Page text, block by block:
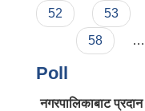
52
53
58
…
Poll
नगरपालिकाबाट